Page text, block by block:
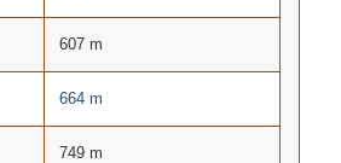
607 m
664 m
749 m